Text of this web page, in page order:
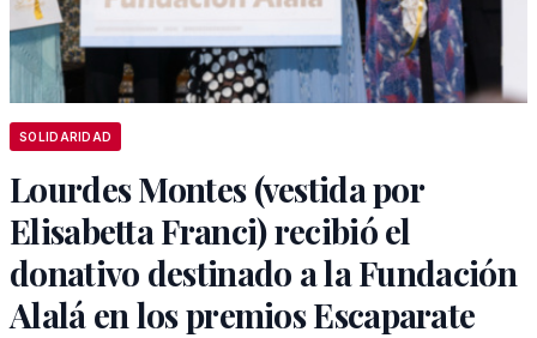
SOLIDARIDAD
Lourdes Montes (vestida por
Elisabetta Franci) recibió el
donativo destinado a la Fundación
Alalá en los premios Escaparate